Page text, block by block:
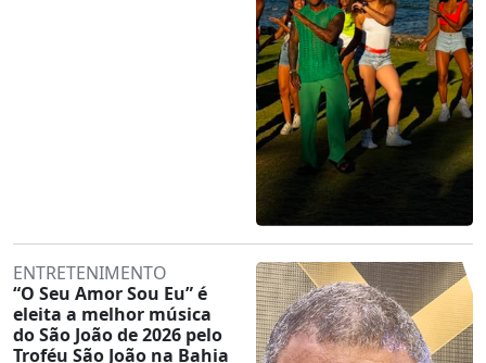
ENTRETENIMENTO
“O Seu Amor Sou Eu” é
eleita a melhor música
do São João de 2026 pelo
Troféu São João na Bahia